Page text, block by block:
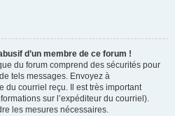
d’un membre de ce forum !
du forum comprend des sécurités pour
tels messages. Envoyez à
du courriel reçu. Il est très important
sur l’expéditeur du courriel).
les mesures nécessaires.